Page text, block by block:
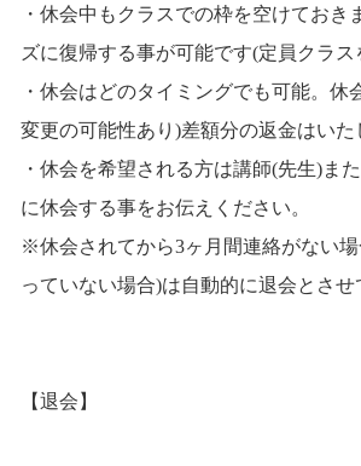
・休会中もクラスでの枠を空けておき
ズに復帰する事が可能です(定員クラス
・休会はどのタイミングでも可能。
変更の可能性あり)差額分の返金はいた
・休会を希望される方は講師(先生)ま
に休会する事をお伝えください。
※休会されてから3ヶ月間連絡がない
っていない場合)は自動的に退会とさせ
【退会】